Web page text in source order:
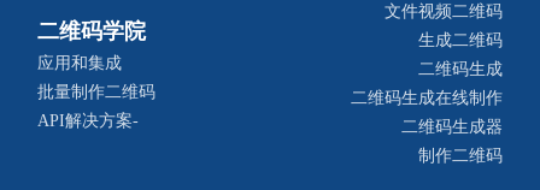
二维码学院
应用和集成
批量制作二维码
API解决方案-
文件视频二维码
生成二维码
二维码生成
二维码生成在线制作
二维码生成器
制作二维码